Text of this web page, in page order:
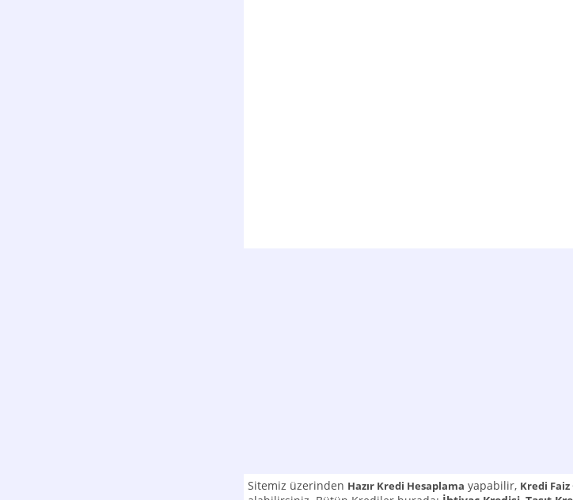
Sitemiz üzerinden Hazır Kredi Hesaplama yapabilir, Kredi Faiz